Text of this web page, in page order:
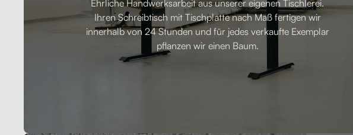
Ehrliche Handwerksarbeit aus unserer eigenen Tischlerei.
Ihren Schreibtisch mit Tischplatte nach Maß fertigen wir
innerhalb von 24 Stunden und für jedes verkaufte Exemplar
pflanzen wir einen Baum.